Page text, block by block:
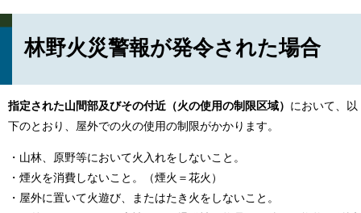
林野火災警報が発令された場合
指定された山間部及びその付近（火の使用の制限区域） において、以
下のとおり、屋外での火の使用の制限がかかります。
・山林、原野等において火入れをしないこと。
・煙火を消費しないこと。（煙火＝花火）
・屋外に置いて火遊び、またはたき火をしないこと。